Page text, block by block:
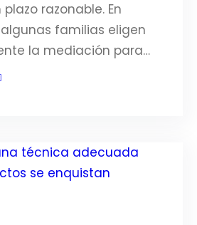
razonable. En
familias eligen
la mediación para…